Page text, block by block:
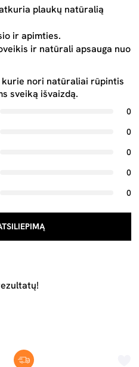
plaukų natūralią
ir apimties.
ir natūrali apsauga nuo
nori natūraliai rūpintis
sveiką išvaizdą.
0
0
0
0
0